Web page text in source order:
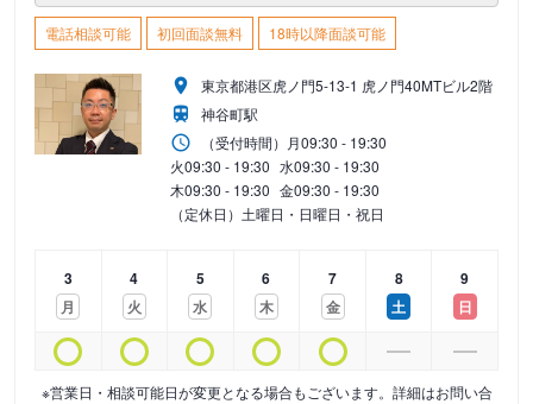
電話相談可能 初回面談無料 18時以降面談可能
東京都港区虎ノ門5-13-1 虎ノ門40MTビル2階
神谷町駅
（受付時間） 月09:30 - 19:30
火09:30 - 19:30 水09:30 - 19:30
木09:30 - 19:30 金09:30 - 19:30
（定休日）土曜日・日曜日・祝日
3
月
4
火
5
水
6
木
7
金
8
土
9
日
※営業日・相談可能日が変更となる場合もございます。詳細はお問い合